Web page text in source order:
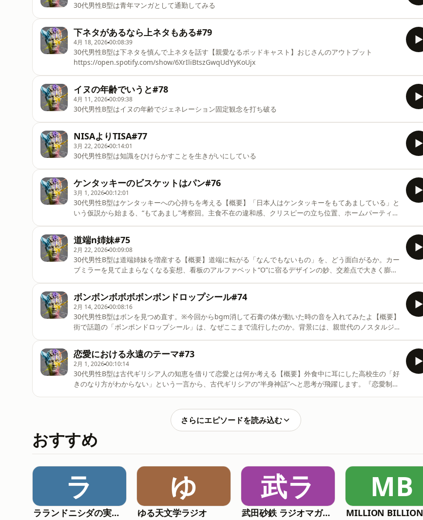
30代男性B型は青年マンガとして通勤してみる
下ネタがあるなら上ネタもある#79
4月 18, 202600:08:39
30代男性B型は下ネタを慎んで上ネタを話す【親愛なるポッドキャスト】おじさんのアウトプット
https://open.spotify.com/show/6XrIliBtszGwqUdYyKoUjx
イヌの年齢でいうと#78
4月 11, 202600:09:38
30代男性B型はイヌの年齢でジェネレーション固定観念を打ち破る
NISAよりTISA#77
3月 22, 202600:14:01
30代男性B型は知識をひけらかすことを生きがいにしている
ケンタッキーのビスケットはパン#76
3月 1, 202600:12:01
30代男性B型はケンタッキーへの心持ちを考える【概要】「日本人はケンタッキーをもてあましている」と
いう仮説から始まる、“もてあまし”考察回。主食不在の違和感、クリスピーの立ち位置、ホームパーティの
れていないのではないか。もてあましの正体を掘り下げた先に浮かび上がるのは「オーバースペック」と
いう概念。SUVや焼きそばパンのような過剰さにはロマンがあり、制御しきれない余白こそが贅沢なのかも
しれない。もてあますことを否定せず、至福として再解釈する哲学雑談回。もてあまし, ケンタッキー考察,
主食問題, クリスピー論, ホームパーティあるある, フードコートのベル, オーバースペック, 過剰の美学,
SUVロマン, 焼きそばパン現象, 宝の持ち腐れ再解釈, 贅沢とは何か, 日常の違和感, 日本人の感覚
道端n姉妹#75
2月 22, 202600:09:08
30代男性B型は道端姉妹を増産する【概要】道端に転がる「なんでもないもの」を、どう面白がるか。カー
ブミラーを見て止まらなくなる妄想、看板のアルファベット“O”に宿るデザインの妙、交差点で大きく膨ら
「道端◯◯」と名付け、無限に増殖する“道端n姉妹”としてコレクションしていく提案回。移動時間を幸
福に変えるのは、特別な出来事ではなく、視点の発明かもしれない。あなたの足元にも、すでに一姉妹い
るかもしれません。道端n姉妹, 観察力, 日常の楽しみ方, 妄想力, カーブミラー, 鏡と自己認識, 日本神話と
鏡, アマテラス, ロゴデザイン考察, タイポグラフィ, アルファベットO, 街歩きの視点, マリオカート比喩, 電
線マニア, ドローイング視点, 看板観察, 日常哲学, 些細な幸せ, 視点の転換, ポッドキ
ボンボンボボボボンボンドロップシール#74
2月 14, 202600:08:16
30代男性B型はボンを見つめ直す。※今回からbgm消して石膏の体が動いた時の音を入れてみたよ【概要】
街で話題の「ボンボンドロップシール」は、なぜここまで流行したのか。背景には、親世代のノスタルジ
ット戦略”と、デジタルネイティブにとっての物理的コレクション体験。その世代間の絡み合いがブームを
加速させます。さらに鍵を握るのは「ボンボン」という畳語のリズム。ブリンバンバンやダンダダンのよ
うに、繰り返し言葉が持つ中毒性が文化を拡張し、やがて“ボンボン”は平成レトロを象徴する接頭語へと進
化するのではないか──。ブームの飽和、亜種の誕生、そしてボンの増殖による社会のボンボン化までを妄
想する、言葉と流行の拡張実験回です。ボンボンドロップシール, シールブーム, 平成レトロ, Y2Kファッシ
ョン, 畳語, 繰り
恋愛における永遠のテーマ#73
2月 1, 202600:10:14
30代男性B型は古代ギリシア人の知恵を借りて恋愛とは何か考える【概要】外食中に耳にした高校生の「好
きのなり方がわからない」という一言から、古代ギリシアの“半身神話”へと思考が飛躍します。『恋愛制度
という概念が輸入された背景までをたどりながら、欲望そのものを「失われた半身探し」として再解釈し
ます。恋愛だけでなく、物欲やグルメ、創作欲、そしてポッドキャストを続ける理由まで──私たちはなぜ
誰かや何かに惹かれるのかをゆるやかに探る哲学雑談回です。恋愛とは, 好きのなり方, 恋愛哲学, 恋愛心
理, 古代ギリシア, 半身神話, プラトン, 同性愛の歴史, キリスト教と恋愛, ロマン主義, ロミオとジュリエッ
ト,
さらにエピソードを読み込む
おすすめ
ラ
ラランドニシダの実家には帰らない
ゆ
ゆる天文学ラジオ
武ラ
武田砂鉄 ラジオマガジン「ラジマガインタビュー」
MB
MILLION BILLION